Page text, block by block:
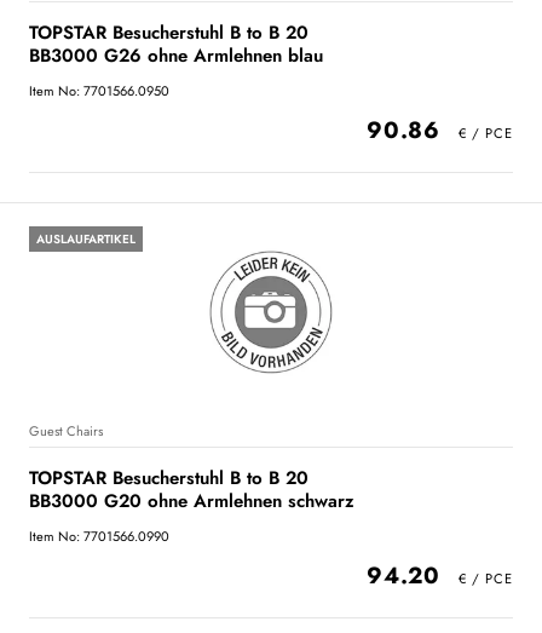
TOPSTAR Besucherstuhl B to B 20
BB3000 G26 ohne Armlehnen blau
Item No: 7701566.0950
90.86
AUSLAUFARTIKEL
Guest Chairs
TOPSTAR Besucherstuhl B to B 20
BB3000 G20 ohne Armlehnen schwarz
Item No: 7701566.0990
94.20